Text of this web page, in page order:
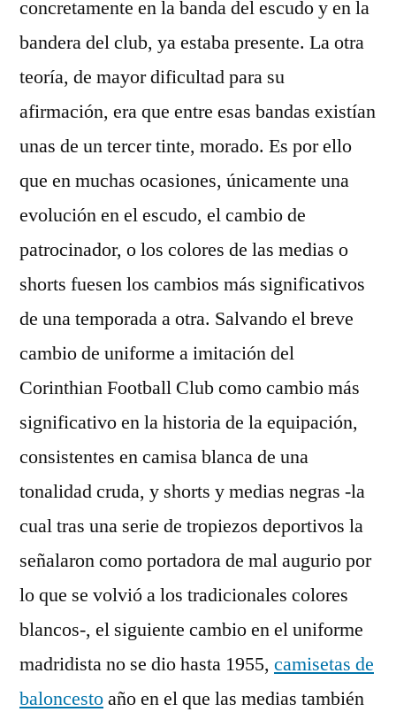
concretamente en la banda del escudo y en la
bandera del club, ya estaba presente. La otra
teoría, de mayor dificultad para su
afirmación, era que entre esas bandas existían
unas de un tercer tinte, morado. Es por ello
que en muchas ocasiones, únicamente una
evolución en el escudo, el cambio de
patrocinador, o los colores de las medias o
shorts fuesen los cambios más significativos
de una temporada a otra. Salvando el breve
cambio de uniforme a imitación del
Corinthian Football Club como cambio más
significativo en la historia de la equipación,
consistentes en camisa blanca de una
tonalidad cruda, y shorts y medias negras -la
cual tras una serie de tropiezos deportivos la
señalaron como portadora de mal augurio por
lo que se volvió a los tradicionales colores
blancos-, el siguiente cambio en el uniforme
madridista no se dio hasta 1955, camisetas de
baloncestoaño en el que las medias también